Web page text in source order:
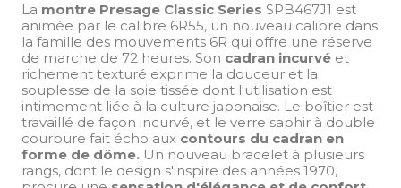
La montre Presage Classic Series SPB467J1 est
animée par le calibre 6R55, un nouveau calibre dans
la famille des mouvements 6R qui offre une réserve
de marche de 72 heures. Son cadran incurvé et
richement texturé exprime la douceur et la
souplesse de la soie tissée dont l'utilisation est
intimement liée à la culture japonaise. Le boîtier est
travaillé de façon incurvé, et le verre saphir à double
courbure fait écho aux contours du cadran en
forme de dôme. Un nouveau bracelet à plusieurs
rangs, dont le design s'inspire des années 1970,